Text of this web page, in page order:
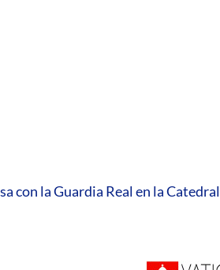
con la Guardia Real en la Catedral